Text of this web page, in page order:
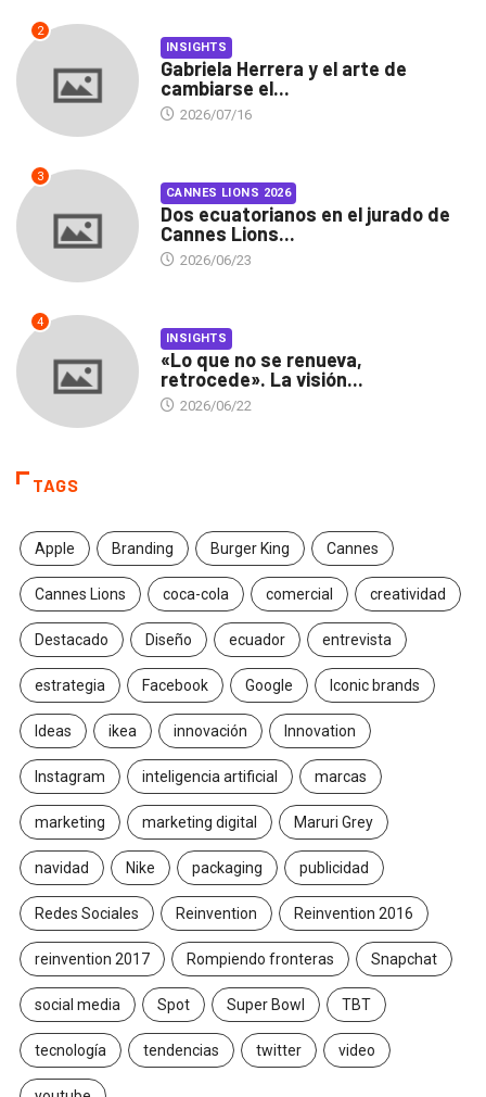
2
INSIGHTS
Gabriela Herrera y el arte de
cambiarse el...
2026/07/16
3
CANNES LIONS 2026
Dos ecuatorianos en el jurado de
Cannes Lions...
2026/06/23
4
INSIGHTS
«Lo que no se renueva,
retrocede». La visión...
2026/06/22
TAGS
Apple Branding Burger King Cannes
Cannes Lions coca-cola comercial creatividad
Destacado Diseño ecuador entrevista
estrategia Facebook Google Iconic brands
Ideas ikea innovación Innovation
Instagram inteligencia artificial marcas
marketing marketing digital Maruri Grey
navidad Nike packaging publicidad
Redes Sociales Reinvention Reinvention 2016
reinvention 2017 Rompiendo fronteras Snapchat
social media Spot Super Bowl TBT
tecnología tendencias twitter video